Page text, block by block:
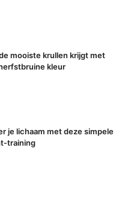
mooiste krullen krijgt met
kleur
je lichaam met deze simpele
training